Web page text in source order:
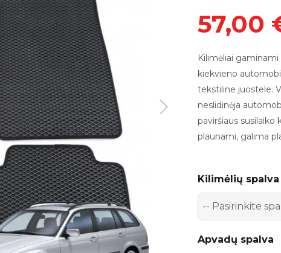
57,00
Kilimėliai gaminami
kiekvieno
tekstiline juostele.
neslidinėja
paviršiaus susilaiko
plaunami, galima
Kilimėlių spalva
Apvadų spalva